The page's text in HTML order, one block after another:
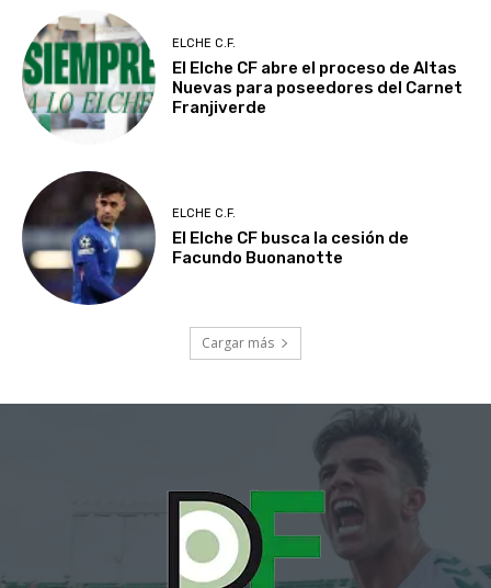
ELCHE C.F.
El Elche CF abre el proceso de Altas
Nuevas para poseedores del Carnet
Franjiverde
ELCHE C.F.
El Elche CF busca la cesión de
Facundo Buonanotte
Cargar más